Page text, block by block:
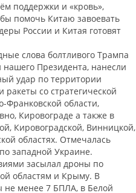
поддержки и «кровь»,
помочь Китаю завоевать
России и Китая готовят
слова болтливого Трампа
нашего Президента, нанесли
удар по территории
со стратегической
области,
Кировограде а также в
Кировоградской, Винницкой,
областях. Отмечалась
западной Украине.
засылал дроны по
областям и Крыму. В
не менее 7 БПЛА, в Белой